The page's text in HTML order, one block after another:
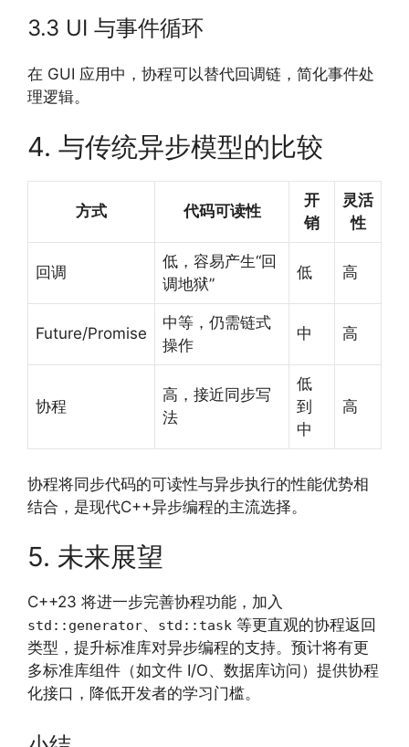
3.3 UI 与事件循环
在 GUI 应用中，协程可以替代回调链，简化事件处
理逻辑。
4. 与传统异步模型的比较
方式 代码可读性
开
销
灵活
性
回调
低，容易产生“回
调地狱”
低 高
Future/Promise
中等，仍需链式
操作
中 高
协程
高，接近同步写
法
低
到
中
高
协程将同步代码的可读性与异步执行的性能优势相
结合，是现代C++异步编程的主流选择。
5. 未来展望
C++23 将进一步完善协程功能，加入
std::generator、 std::task 等更直观的协程返回
类型，提升标准库对异步编程的支持。预计将有更
多标准库组件（如文件 I/O、数据库访问）提供协程
化接口，降低开发者的学习门槛。